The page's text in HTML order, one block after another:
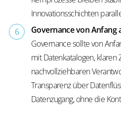
Innovationsschichten
Governance von Anfang
Governance sollte von
mit Datenkatalogen, klaren
nachvollziehbaren
Transparenz über
Datenzugang, ohne die